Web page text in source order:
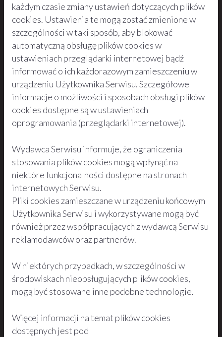
każdym czasie zmiany ustawień dotyczących plików
cookies. Ustawienia te mogą zostać zmienione w
szczególności w taki sposób, aby blokować
automatyczną obsługę plików cookies w
ustawieniach przeglądarki internetowej bądź
informować o ich każdorazowym zamieszczeniu w
urządzeniu Użytkownika Serwisu. Szczegółowe
informacje o możliwości i sposobach obsługi plików
cookies dostępne są w ustawieniach
oprogramowania (przeglądarki internetowej).
Wydawca Serwisu informuje, że ograniczenia
stosowania plików cookies mogą wpłynąć na
niektóre funkcjonalności dostępne na stronach
internetowych Serwisu.
Pliki cookies zamieszczane w urządzeniu końcowym
Użytkownika Serwisu i wykorzystywane mogą być
również przez współpracujących z wydawcą Serwisu
reklamodawców oraz partnerów.
W niektórych przypadkach, w szczególności w
środowiskach nieobsługujących plików cookies,
mogą być stosowane inne podobne technologie.
Więcej informacji na temat plików cookies
dostępnych jest pod